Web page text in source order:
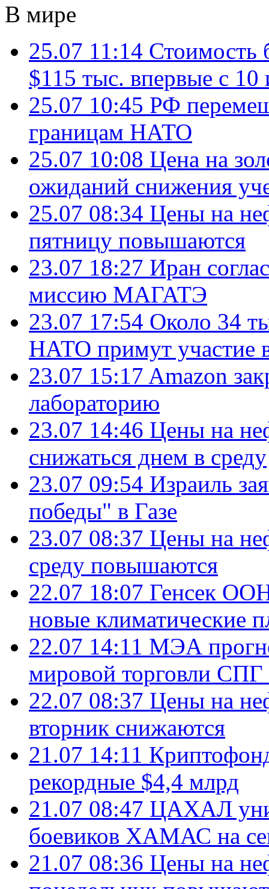
В мире
25.07 11:14 Стоимость
$115 тыс. впервые с 10
25.07 10:45 РФ
границам НАТО
25.07 10:08 Цена на
ожиданий снижения
25.07 08:34 Цены на
пятницу повышаются
23.07 18:27 Иран
миссию МАГАТЭ
23.07 17:54 Около 34
НАТО примут участие
23.07 15:17 Amazon
лабораторию
23.07 14:46 Цены на
снижаться днем в среду
23.07 09:54 Израиль
победы" в Газе
23.07 08:37 Цены на
среду повышаются
22.07 18:07 Генсек ООН
новые климатические
22.07 14:11 МЭА
мировой торговли СПГ
22.07 08:37 Цены на
вторник снижаются
21.07 14:11
рекордные $4,4 млрд
21.07 08:47 ЦАХАЛ
боевиков ХАМАС на
21.07 08:36 Цены на